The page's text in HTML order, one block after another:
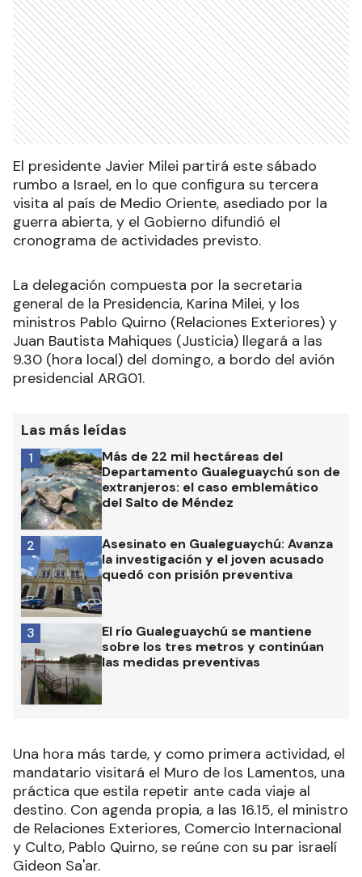
El presidente Javier Milei partirá este sábado
rumbo a Israel, en lo que configura su tercera
visita al país de Medio Oriente, asediado por la
guerra abierta, y el Gobierno difundió el
cronograma de actividades previsto.
La delegación compuesta por la secretaria
general de la Presidencia, Karina Milei, y los
ministros Pablo Quirno (Relaciones Exteriores) y
Juan Bautista Mahiques (Justicia) llegará a las
9.30 (hora local) del domingo, a bordo del avión
presidencial ARG01.
Las más leídas
Más de 22 mil hectáreas del
Departamento Gualeguaychú son de
extranjeros: el caso emblemático
del Salto de Méndez
1
Asesinato en Gualeguaychú: Avanza
la investigación y el joven acusado
quedó con prisión preventiva
2
El río Gualeguaychú se mantiene
sobre los tres metros y continúan
las medidas preventivas
3
Una hora más tarde, y como primera actividad, el
mandatario visitará el Muro de los Lamentos, una
práctica que estila repetir ante cada viaje al
destino. Con agenda propia, a las 16.15, el ministro
de Relaciones Exteriores, Comercio Internacional
y Culto, Pablo Quirno, se reúne con su par israelí
Gideon Sa'ar.